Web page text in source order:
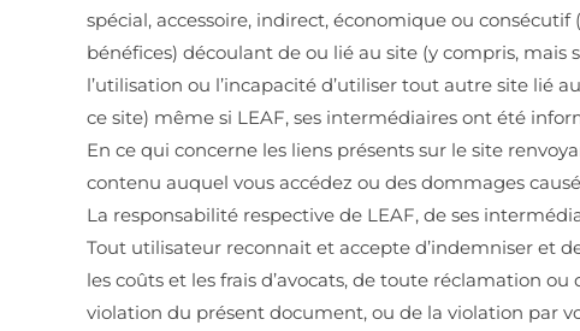
spécial, accessoire, indirect, économique ou
bénéfices) découlant de ou lié au site (y compris,
l’utilisation ou l’incapacité d’utiliser tout autre site lié
ce site) même si LEAF, ses intermédiaires ont été
En ce qui concerne les liens présents sur le site
contenu auquel vous accédez ou des dommages
La responsabilité respective de LEAF, de ses
Tout utilisateur reconnait et accepte d’indemniser et
les coûts et les frais d’avocats, de toute réclamation
violation du présent document, ou de la violation par